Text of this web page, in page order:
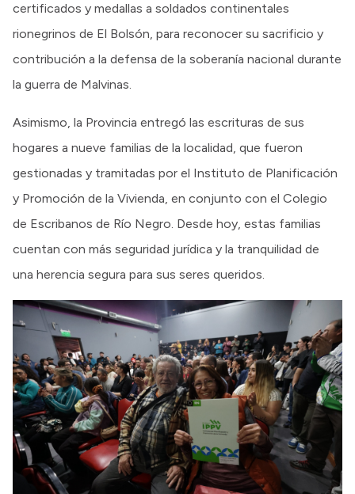
certificados y medallas a soldados continentales
rionegrinos de El Bolsón, para reconocer su sacrificio y
contribución a la defensa de la soberanía nacional durante
la guerra de Malvinas.
Asimismo, la Provincia entregó las escrituras de sus
hogares a nueve familias de la localidad, que fueron
gestionadas y tramitadas por el Instituto de Planificación
y Promoción de la Vivienda, en conjunto con el Colegio
de Escribanos de Río Negro. Desde hoy, estas familias
cuentan con más seguridad jurídica y la tranquilidad de
una herencia segura para sus seres queridos.